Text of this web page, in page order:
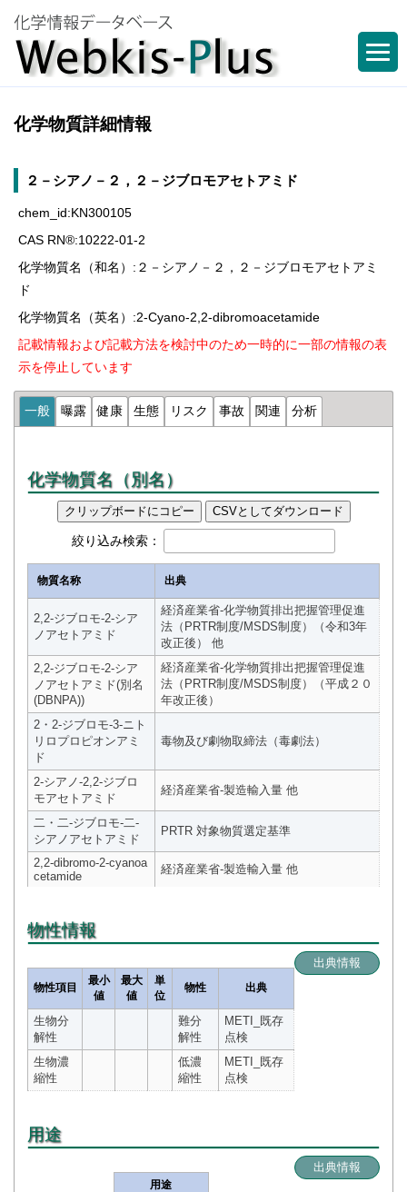
化学物質詳細情報
２－シアノ－２，２－ジブロモアセトアミド
chem_id:KN300105
CAS RN®:10222-01-2
化学物質名（和名）:２－シアノ－２，２－ジブロモアセトアミ
ド
化学物質名（英名）:2-Cyano-2,2-dibromoacetamide
記載情報および記載方法を検討中のため一時的に一部の情報の表
示を停止しています
一般 曝露 健康 生態 リスク 事故 関連 分析
化学物質名（別名）
クリップボードにコピー CSVとしてダウンロード
絞り込み検索：
物質名称 出典
2,2-ジブロモ-2-シア
ノアセトアミド
経済産業省-化学物質排出把握管理促進
法（PRTR制度/MSDS制度）（令和3年
改正後） 他
2,2-ジブロモ-2-シア
ノアセトアミド(別名
(DBNPA))
経済産業省-化学物質排出把握管理促進
法（PRTR制度/MSDS制度）（平成２０
年改正後）
2・2-ジブロモ-3-ニト
リロプロピオンアミ
ド
毒物及び劇物取締法（毒劇法）
2-シアノ-2,2-ジブロ
モアセトアミド
経済産業省-製造輸入量 他
二・二-ジブロモ-二-
シアノアセトアミド
PRTR 対象物質選定基準
2,2-dibromo-2-cyanoa
cetamide
経済産業省-製造輸入量 他
物性情報
出典情報
物性項目
最小
値
最大
値
単
位
物性 出典
生物分
解性
難分
解性
METI_既存
点検
生物濃
縮性
低濃
縮性
METI_既存
点検
用途
出典情報
用途